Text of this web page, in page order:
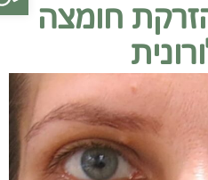
חומצה